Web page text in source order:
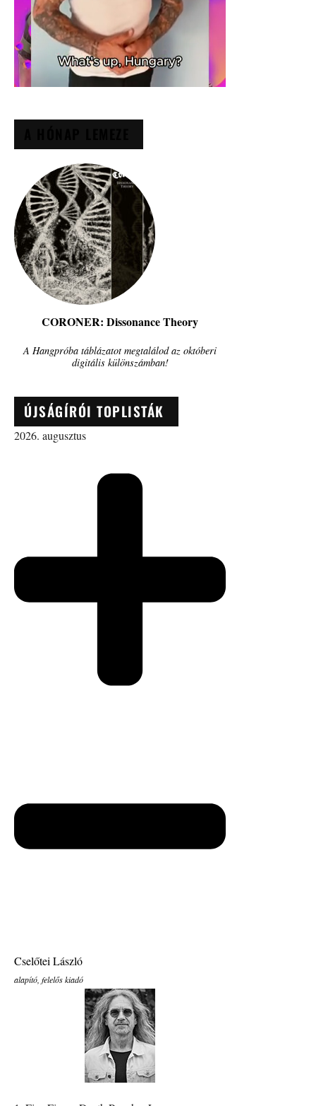
CORONER: Dissonance Theory
A Hangpróba táblázatot megtalálod az októberi
digitális különszámban!
ÚJSÁGÍRÓI TOPLISTÁK
2026. augusztus
Cselőtei László
alapító, felelős kiadó